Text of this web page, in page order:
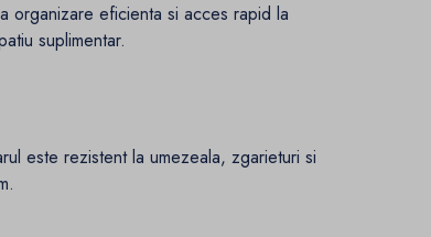
organizare eficienta si acces rapid la
suplimentar.
este rezistent la umezeala, zgarieturi si